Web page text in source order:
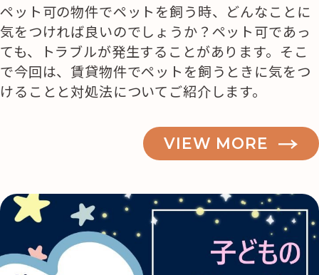
協賛・協力店
コーディネーター紹介
これからの暮らし 住み替え相談
記事検索
ペット可の物件でペットを飼う時、どんなことに
気をつければ良いのでしょうか？ペット可であっ
ても、トラブルが発生することがあります。そこ
で今回は、賃貸物件でペットを飼うときに気をつ
けることと対処法についてご紹介します。
VIEW MORE